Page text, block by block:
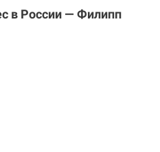
в России — Филипп